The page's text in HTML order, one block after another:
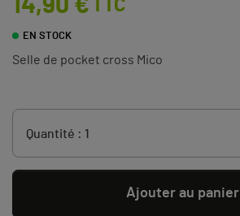
14,90 € TTC
EN STOCK
Selle de pocket cross Mico
Ajouter au panier